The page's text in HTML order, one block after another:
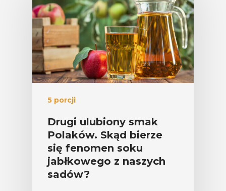
5 porcji
Drugi ulubiony smak
Polaków. Skąd bierze
się fenomen soku
jabłkowego z naszych
sadów?